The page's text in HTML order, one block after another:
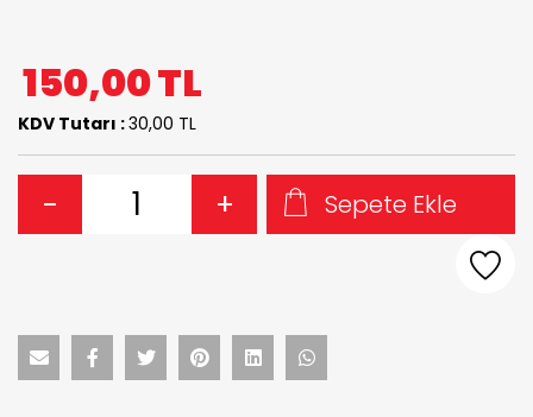
150,00TL
KDV Tutarı :30,00 TL
- + Sepete Ekle